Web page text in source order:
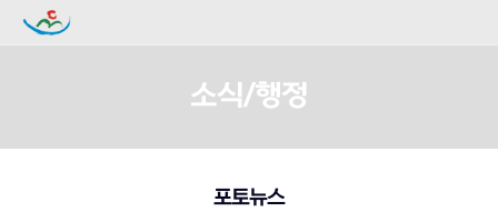
소식/행정
포토뉴스